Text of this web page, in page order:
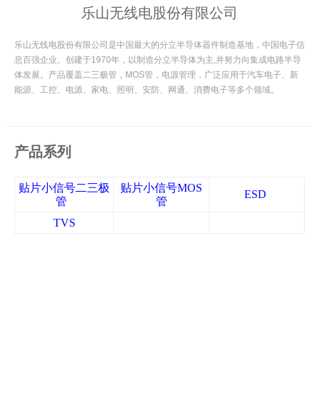
乐山无线电股份有限公司
乐山无线电股份有限公司是中国最大的分立半导体器件制造基地，中国电子信
息百强企业。创建于1970年，以制造分立半导体为主,并努力向集成电路半导
体发展。产品覆盖二三极管，MOS管，电源管理，广泛应用于汽车电子、新
能源、工控、电源、家电、照明、安防、网通、消费电子等多个领域。
产品系列
贴片小信号二三极
管
贴片小信号MOS
管
ESD
TVS